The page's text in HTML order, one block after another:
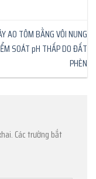
AO TÔM BẰNG VÔI NUNG
SOÁT pH THẤP DO ĐẤT
PHÈN
Các trường bắt